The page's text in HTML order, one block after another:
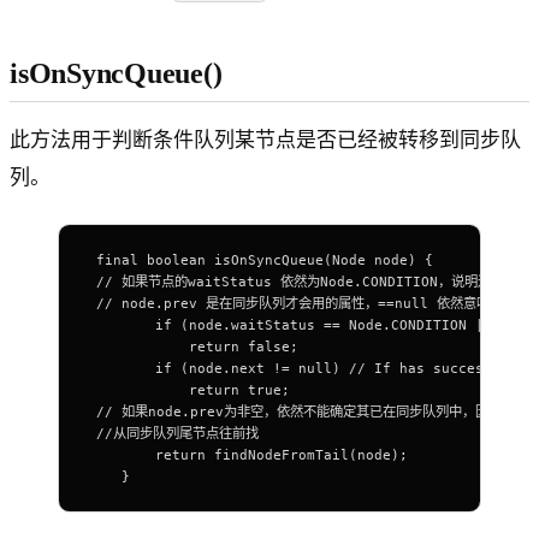
isOnSyncQueue()
此方法用于判断条件队列某节点是否已经被转移到同步队
列。
final boolean isOnSyncQueue(Node node) {
// 如果节点的waitStatus 依然为Node.CONDITION，说明还在条件
// node.prev 是在同步队列才会用的属性，==null 依然意味着没有进
if (node.waitStatus == Node.CONDITION ||
            return false;
if (node.next != null) // If has successor,
            return true;
// 如果node.prev为非空，依然不能确定其已在同步队列中，因为同步
//从同步队列尾节点往前找
        return findNodeFromTail(node);
    }